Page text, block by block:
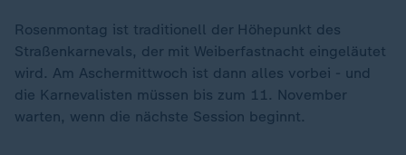
Rosenmontag ist traditionell der Höhepunkt des
Straßenkarnevals, der mit Weiberfastnacht eingeläutet
wird. Am Aschermittwoch ist dann alles vorbei - und
die Karnevalisten müssen bis zum 11. November
warten, wenn die nächste Session beginnt.